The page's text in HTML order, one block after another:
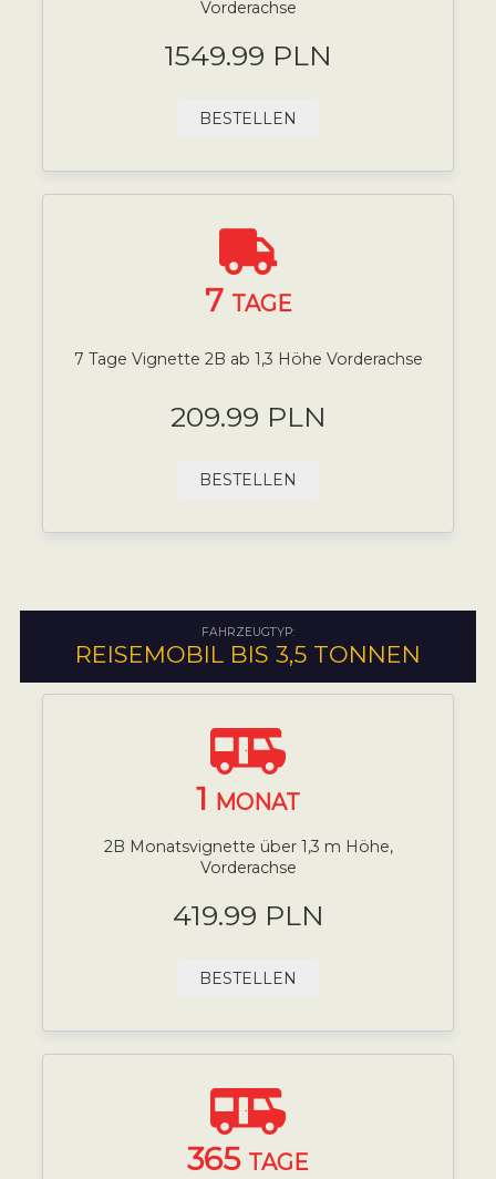
Vorderachse
1549.99 PLN
BESTELLEN
7 TAGE
7 Tage Vignette 2B ab 1,3 Höhe Vorderachse
209.99 PLN
BESTELLEN
FAHRZEUGTYP:
REISEMOBIL BIS 3,5 TONNEN
1 MONAT
2B Monatsvignette über 1,3 m Höhe,
Vorderachse
419.99 PLN
BESTELLEN
365 TAGE